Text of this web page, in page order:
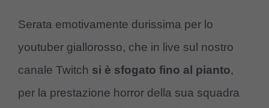
Serata emotivamente durissima per lo
youtuber giallorosso, che in live sul nostro
canale Twitch si è sfogato fino al pianto,
per la prestazione horror della sua squadra